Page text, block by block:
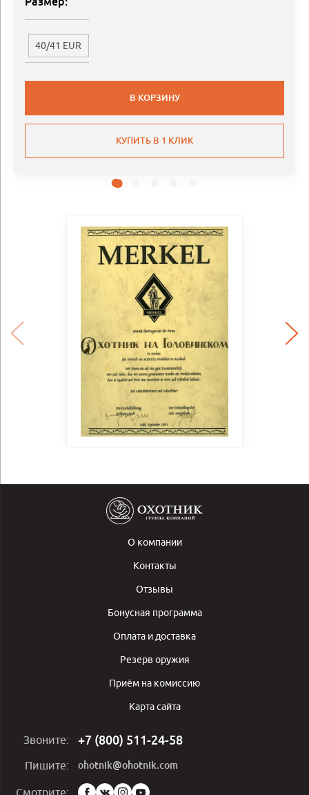
40/41 EUR
В КОРЗИНУ
КУПИТЬ В 1 КЛИК
О компании
Контакты
Отзывы
Бонусная программа
Оплата и доставка
Резерв оружия
Приём на комиссию
Карта сайта
Звоните: +7 (800) 511-24-58
Пишите: ohotnik@ohotnik.com
Смотрите: Мы